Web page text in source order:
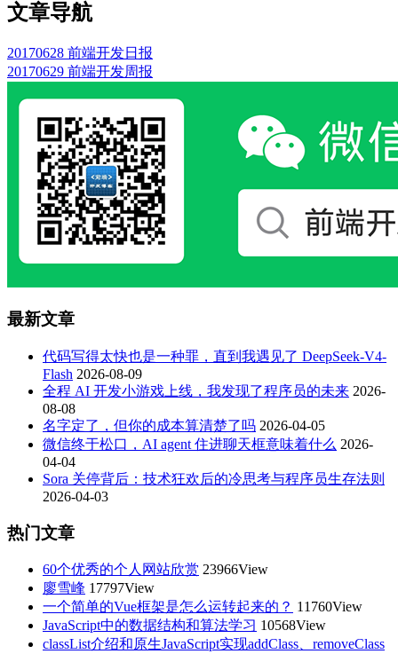
文章导航
20170628 前端开发日报
20170629 前端开发周报
最新文章
代码写得太快也是一种罪，直到我遇见了 DeepSeek-V4-
Flash 2026-08-09
全程 AI 开发小游戏上线，我发现了程序员的未来 2026-
08-08
名字定了，但你的成本算清楚了吗 2026-04-05
微信终于松口，AI agent 住进聊天框意味着什么 2026-
04-04
Sora 关停背后：技术狂欢后的冷思考与程序员生存法则
2026-04-03
热门文章
60个优秀的个人网站欣赏 23966View
廖雪峰 17797View
一个简单的Vue框架是怎么运转起来的？ 11760View
JavaScript中的数据结构和算法学习 10568View
classList介绍和原生JavaScript实现addClass、removeClass